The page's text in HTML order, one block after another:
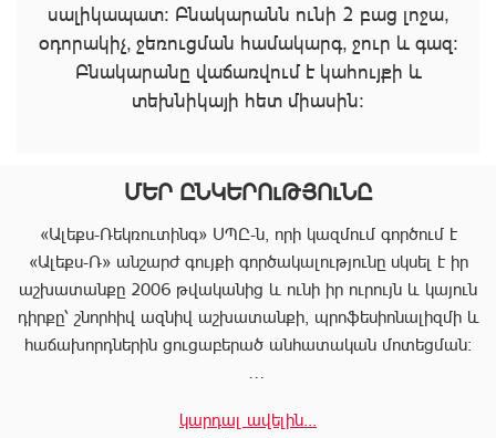
սալիկապատ։ Բնակարանն ունի 2 բաց լոջա,
օդորակիչ, ջեռուցման համակարգ, ջուր և գազ։
Բնակարանը վաճառվում է կահույքի և
տեխնիկայի հետ միասին։
ՄԵՐ ԸՆԿԵՐՈւԹՅՈւՆԸ
«Ալեքս-Ռեկռուտինգ» ՍՊԸ-ն, որի կազմում գործում է
«Ալեքս-Ռ» անշարժ գույքի գործակալությունը սկսել է իր
աշխատանքը 2006 թվականից և ունի իր ուրույն և կայուն
դիրքը՝ շնորհիվ ազնիվ աշխատանքի, պրոֆեսիոնալիզմի և
հաճախորդներին ցուցաբերած անհատական մոտեցման:
ամբողջական փաթեթ, որը թույլ է տալիս հաճախորդին
կարդալ ավելին...